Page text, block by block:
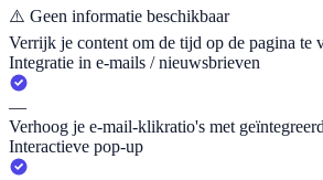
⚠️ Geen informatie beschikbaar
Verrijk je content om de tijd op de pagina te
Integratie in e-mails / nieuwsbrieven
—
Verhoog je e-mail-klikratio's met
Interactieve pop-up